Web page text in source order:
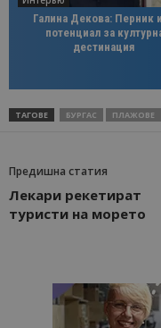
Галина Декова: Перник
потенциал за
дестинация
ТАГОВЕ БУРГАС ПЛАЖОВЕ
Предишна статия
Лекари рекетират
туристи на морето